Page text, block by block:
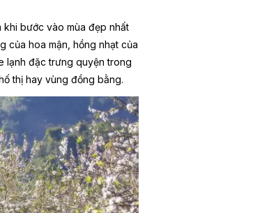
khi bước vào mùa đẹp nhất
của hoa mận, hồng nhạt của
lạnh đặc trưng quyện trong
thị hay vùng đồng bằng.